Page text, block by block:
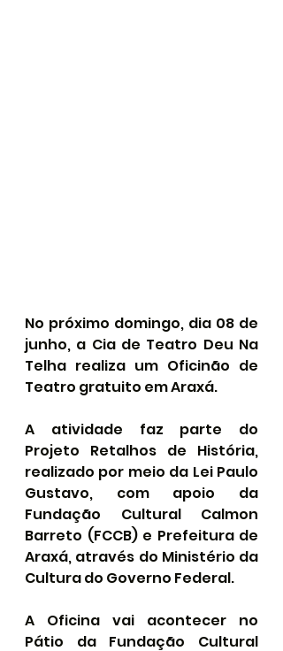
No próximo domingo, dia 08 de
junho, a Cia de Teatro Deu Na
Telha realiza um Oficinão de
Teatro gratuito em Araxá.
A atividade faz parte do
Projeto Retalhos de História,
realizado por meio da Lei Paulo
Gustavo, com apoio da
Fundação Cultural Calmon
Barreto (FCCB) e Prefeitura de
Araxá, através do Ministério da
Cultura do Governo Federal.
A Oficina vai acontecer no
Pátio da Fundação Cultural